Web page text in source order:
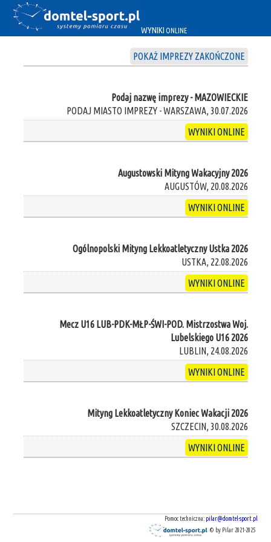
WYNIKI ONLINE
POKAŻ IMPREZY ZAKOŃCZONE
Podaj nazwę imprezy - MAZOWIECKIE
PODAJ MIASTO IMPREZY - WARSZAWA, 30.07.2026
WYNIKI ONLINE
Augustowski Mityng Wakacyjny 2026
AUGUSTÓW, 20.08.2026
WYNIKI ONLINE
Ogólnopolski Mityng Lekkoatletyczny Ustka 2026
USTKA, 22.08.2026
WYNIKI ONLINE
Mecz U16 LUB-PDK-MŁP-ŚWI-POD. Mistrzostwa Woj.
Lubelskiego U16 2026
LUBLIN, 24.08.2026
WYNIKI ONLINE
Mityng Lekkoatletyczny Koniec Wakacji 2026
SZCZECIN, 30.08.2026
WYNIKI ONLINE
Pomoc techniczna: pilar@domtel-sport.pl
© by Pilar 2021-2025